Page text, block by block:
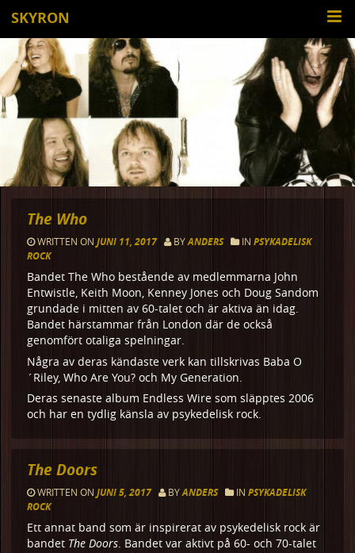
SKYRON
The Who
WRITTEN ON JUNI 11, 2017 BYANDERS IN PSYKADELISK
ROCK
Bandet The Who bestående av medlemmarna John
Entwistle, Keith Moon, Kenney Jones och Doug Sandom
grundade i mitten av 60-talet och är aktiva än idag.
Bandet härstammar från London där de också
genomfört otaliga spelningar.
Några av deras kändaste verk kan tillskrivas Baba O
´Riley, Who Are You? och My Generation.
Deras senaste album Endless Wire som släpptes 2006
och har en tydlig känsla av psykedelisk rock.
The Doors
WRITTEN ON JUNI 5, 2017 BYANDERS IN PSYKADELISK
ROCK
Ett annat band som är inspirerat av psykedelisk rock är
bandet The Doors. Bandet var aktivt på 60- och 70-talet